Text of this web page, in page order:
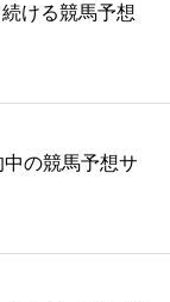
続ける競馬予想
中の競馬予想サ